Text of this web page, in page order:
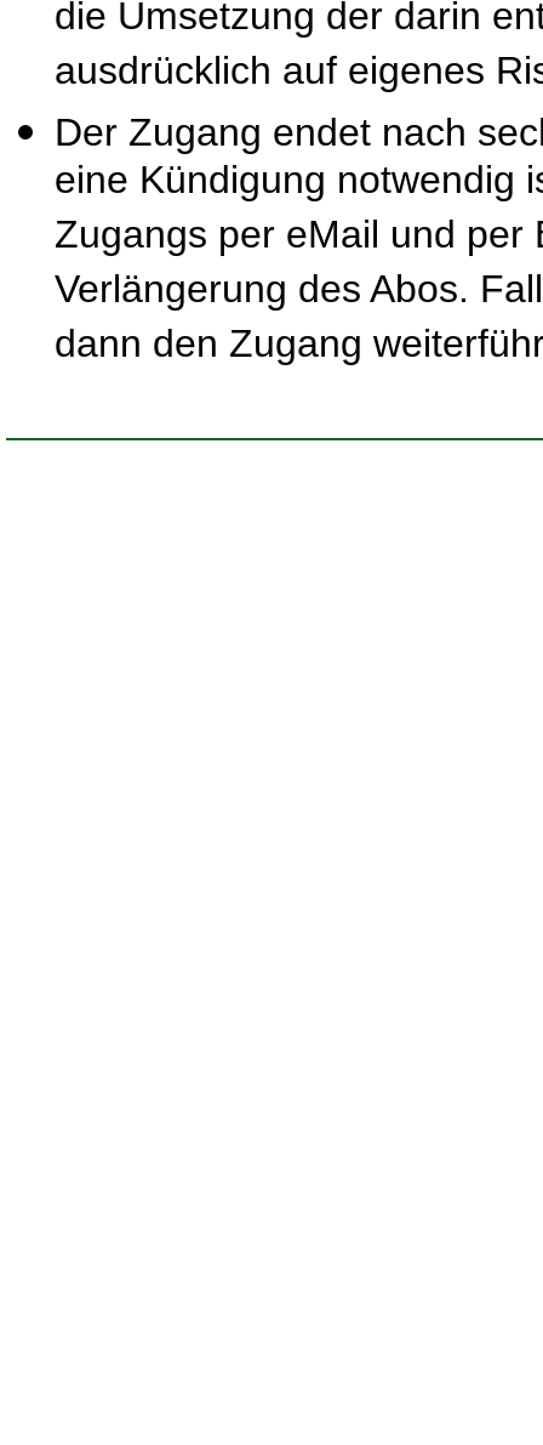
die Umsetzung der darin
ausdrücklich auf eigenes
Der Zugang endet nach
eine Kündigung notwendig
Zugangs per eMail und per
Verlängerung des Abos.
dann den Zugang